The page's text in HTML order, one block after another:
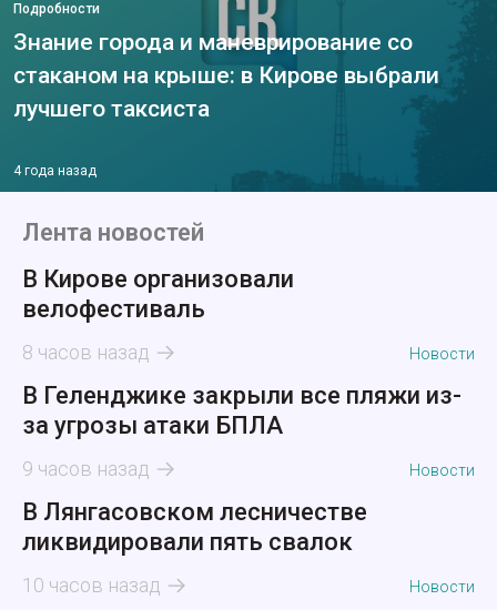
Подробности
Знание города и маневрирование со
стаканом на крыше: в Кирове выбрали
лучшего таксиста
4 года назад
Лента новостей
В Кирове организовали
велофестиваль
8 часов назад Новости
В Геленджике закрыли все пляжи из-
за угрозы атаки БПЛА
9 часов назад Новости
В Лянгасовском лесничестве
ликвидировали пять свалок
10 часов назад Новости